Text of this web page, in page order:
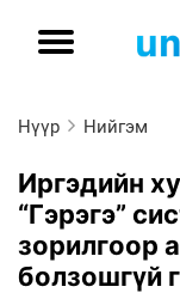
Нүүр Нийгэм
Иргэдийн
“Гэрэгэ”
зорилгоор
болзошгүй